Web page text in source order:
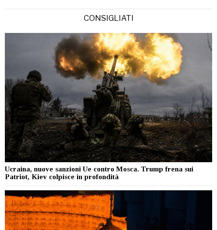
CONSIGLIATI
Ucraina, nuove sanzioni Ue contro Mosca. Trump frena sui
Patriot, Kiev colpisce in profondità